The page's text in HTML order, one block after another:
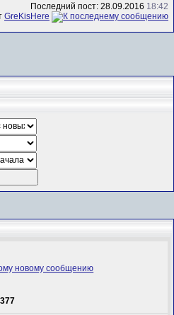
Последний пост: 28.09.2016 18:42
GreKisHere
377